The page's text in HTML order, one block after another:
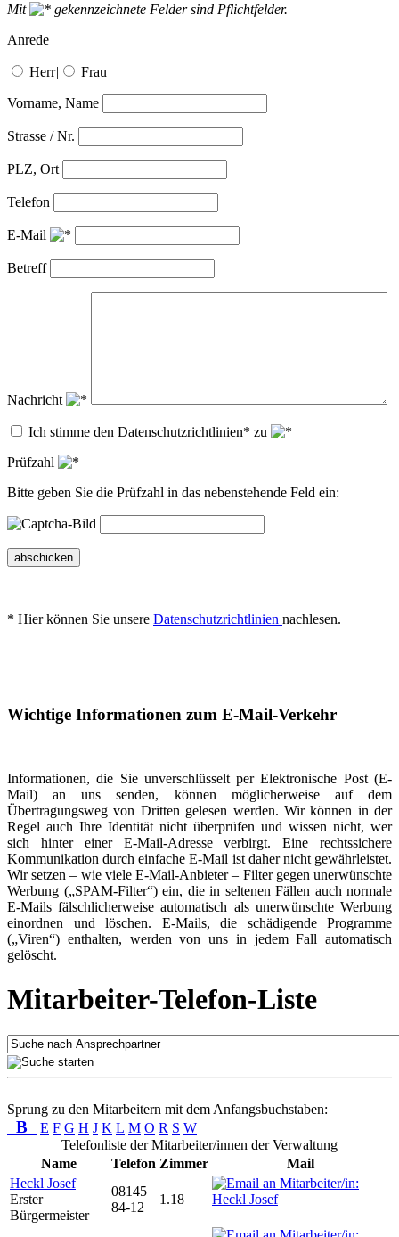
Mit
gekennzeichnete Felder sind Pflichtfelder.
Anrede
Herr| Frau
Vorname, Name
Strasse / Nr.
PLZ, Ort
Telefon
E-Mail
Betreff
Nachricht
Ich stimme den Datenschutzrichtlinien* zu
Prüfzahl
Bitte geben Sie die Prüfzahl in das nebenstehende Feld ein:
abschicken
* Hier können Sie unsere Datenschutzrichtlinien nachlesen.
Wichtige Informationen zum E-Mail-Verkehr
Informationen, die Sie unverschlüsselt per Elektronische Post (E-
Mail) an uns senden, können möglicherweise auf dem
Übertragungsweg von Dritten gelesen werden. Wir können in der
Regel auch Ihre Identität nicht überprüfen und wissen nicht, wer
sich hinter einer E-Mail-Adresse verbirgt. Eine rechtssichere
Kommunikation durch einfache E-Mail ist daher nicht gewährleistet.
Wir setzen – wie viele E-Mail-Anbieter – Filter gegen unerwünschte
Werbung („SPAM-Filter“) ein, die in seltenen Fällen auch normale
E-Mails fälschlicherweise automatisch als unerwünschte Werbung
einordnen und löschen. E-Mails, die schädigende Programme
(„Viren“) enthalten, werden von uns in jedem Fall automatisch
gelöscht.
Mitarbeiter-Telefon-Liste
Sprung zu den Mitarbeitern mit dem Anfangsbuchstaben:
B E F G H J K L M O R S W
Telefonliste der Mitarbeiter/innen der Verwaltung
Name
Telefon Zimmer
Mail
Heckl Josef
Erster
Bürgermeister
08145
84-12
1.18